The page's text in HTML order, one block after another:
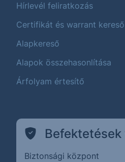
Hírlevél feliratkozás
Certifikát és warrant kereső
Alapkereső
Alapok összehasonlítása
Árfolyam értesítő
Befektetések
Biztonsági központ